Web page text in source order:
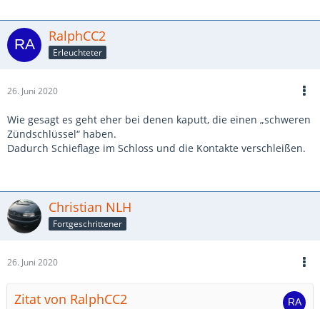
RalphCC2
Erleuchteter
26. Juni 2020
Wie gesagt es geht eher bei denen kaputt, die einen „schweren
Zündschlüssel“ haben.
Dadurch Schieflage im Schloss und die Kontakte verschleißen.
Christian NLH
Fortgeschrittener
26. Juni 2020
Zitat von RalphCC2